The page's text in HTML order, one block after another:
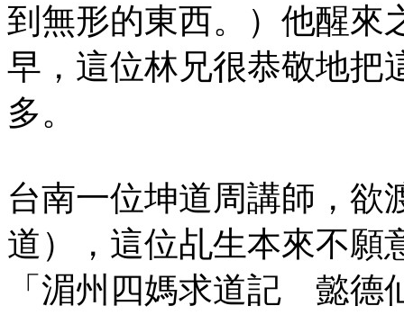
到無形的東西。）他醒來
早，這位林兄很恭敬地把
多。
台南一位坤道周講師，欲
道），這位乩生本來不願
「湄州四媽求道記 懿德